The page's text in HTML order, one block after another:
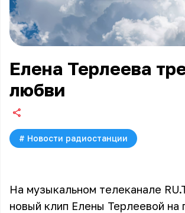
Елена Терлеева
любви
# Новости радиостанции
На музыкальном телеканале
новый клип Елены Терлеевой на